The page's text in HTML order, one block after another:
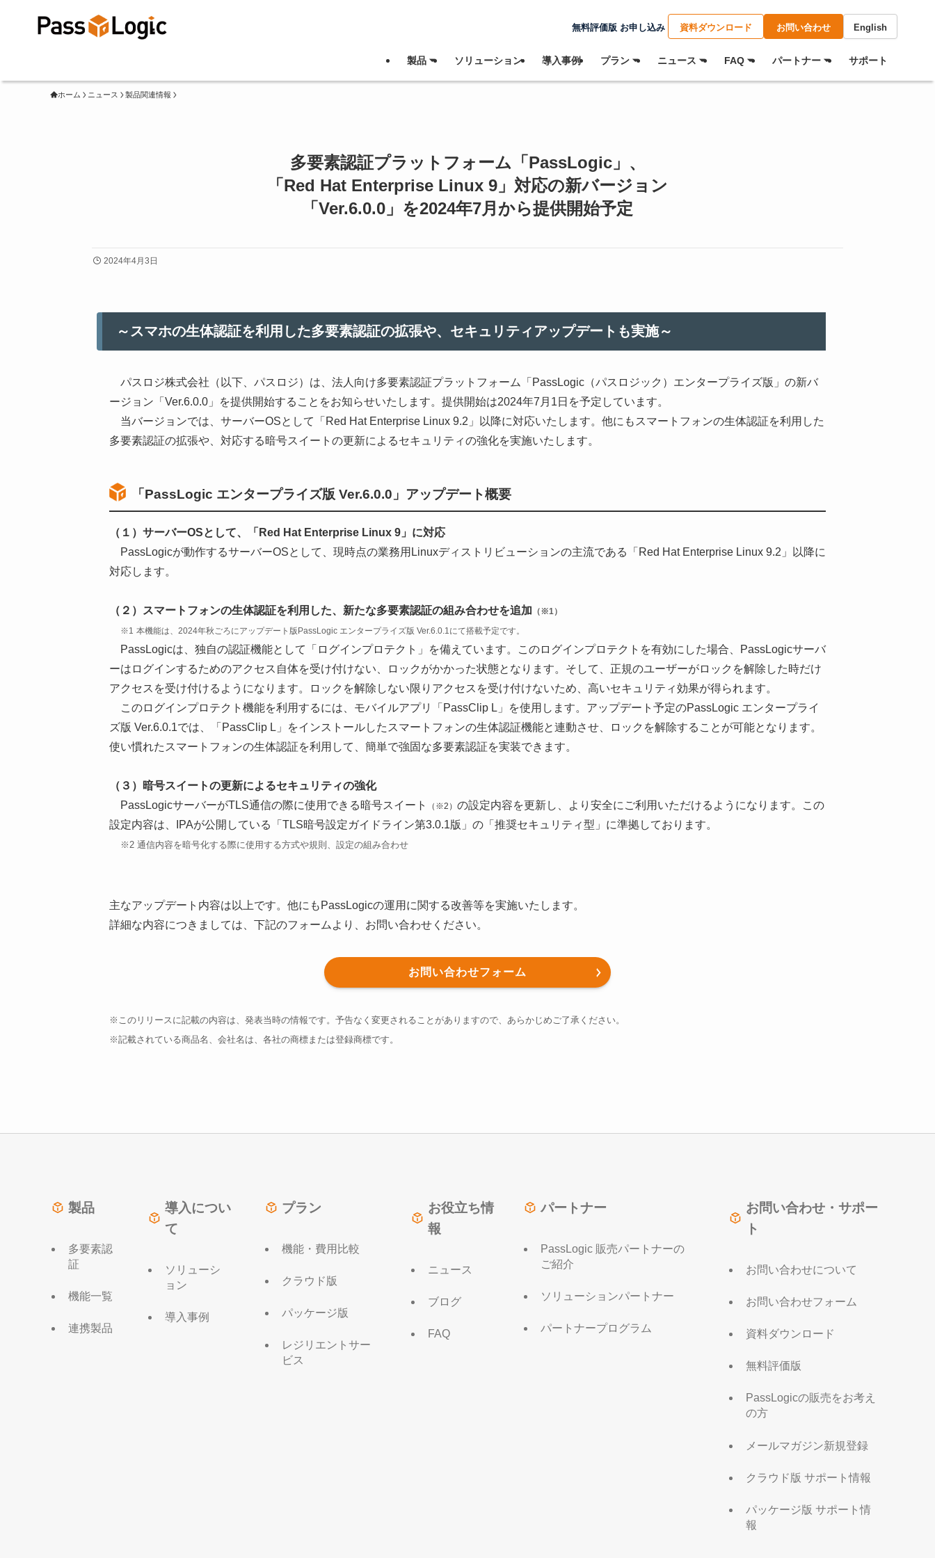
無料評価版 お申し込み 資料ダウンロード お問い合わせ English
製品 ⏷ ソリューション 導入事例 プラン ⏷ ニュース ⏷ FAQ ⏷ パートナー ⏷ サポート
ホーム ニュース 製品関連情報
多要素認証プラットフォーム「PassLogic」、
「Red Hat Enterprise Linux 9」対応の新バージョン
「Ver.6.0.0」を2024年7月から提供開始予定
2024年4月3日
～スマホの生体認証を利用した多要素認証の拡張や、セキュリティアップデートも実施～
パスロジ株式会社（以下、パスロジ）は、法人向け多要素認証プラットフォーム「PassLogic（パスロジック）エンタープライズ版」の新バ
ージョン「Ver.6.0.0」を提供開始することをお知らせいたします。提供開始は2024年7月1日を予定しています。
当バージョンでは、サーバーOSとして「Red Hat Enterprise Linux 9.2」以降に対応いたします。他にもスマートフォンの生体認証を利用した
多要素認証の拡張や、対応する暗号スイートの更新によるセキュリティの強化を実施いたします。
「PassLogic エンタープライズ版 Ver.6.0.0」アップデート概要
（１）サーバーOSとして、「Red Hat Enterprise Linux 9」に対応
PassLogicが動作するサーバーOSとして、現時点の業務用Linuxディストリビューションの主流である「Red Hat Enterprise Linux 9.2」以降に
対応します。
（２）スマートフォンの生体認証を利用した、新たな多要素認証の組み合わせを追加 （※1）
※1 本機能は、2024年秋ごろにアップデート版PassLogic エンタープライズ版 Ver.6.0.1にて搭載予定です。
PassLogicは、独自の認証機能として「ログインプロテクト」を備えています。このログインプロテクトを有効にした場合、PassLogicサーバ
ーはログインするためのアクセス自体を受け付けない、ロックがかかった状態となります。そして、正規のユーザーがロックを解除した時だけ
アクセスを受け付けるようになります。ロックを解除しない限りアクセスを受け付けないため、高いセキュリティ効果が得られます。
このログインプロテクト機能を利用するには、モバイルアプリ「PassClip L」を使用します。アップデート予定のPassLogic エンタープライ
ズ版 Ver.6.0.1では、「PassClip L」をインストールしたスマートフォンの生体認証機能と連動させ、ロックを解除することが可能となります。
使い慣れたスマートフォンの生体認証を利用して、簡単で強固な多要素認証を実装できます。
（３）暗号スイートの更新によるセキュリティの強化
PassLogicサーバーがTLS通信の際に使用できる暗号スイート
（※2） の設定内容を更新し、より安全にご利用いただけるようになります。この
設定内容は、IPAが公開している「TLS暗号設定ガイドライン第3.0.1版」の「推奨セキュリティ型」に準拠しております。
※2 通信内容を暗号化する際に使用する方式や規則、設定の組み合わせ
主なアップデート内容は以上です。他にもPassLogicの運用に関する改善等を実施いたします。
詳細な内容につきましては、下記のフォームより、お問い合わせください。
お問い合わせフォーム
※このリリースに記載の内容は、発表当時の情報です。予告なく変更されることがありますので、あらかじめご了承ください。
※記載されている商品名、会社名は、各社の商標または登録商標です。
製品
多要素認
証
機能一覧
連携製品
導入につい
て
ソリューシ
ョン
導入事例
プラン
機能・費用比較
クラウド版
パッケージ版
レジリエントサー
ビス
お役立ち情
報
ニュース
ブログ
FAQ
パートナー
PassLogic 販売パートナーの
ご紹介
ソリューションパートナー
パートナープログラム
お問い合わせ・サポー
ト
お問い合わせについて
お問い合わせフォーム
資料ダウンロード
無料評価版
PassLogicの販売をお考え
の方
メールマガジン新規登録
クラウド版 サポート情報
パッケージ版 サポート情
報